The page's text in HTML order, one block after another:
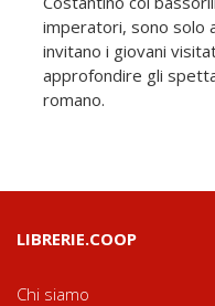
imperatori, sono solo
invitano i giovani
approfondire gli
romano.
LIBRERIE.COOP
Chi siamo